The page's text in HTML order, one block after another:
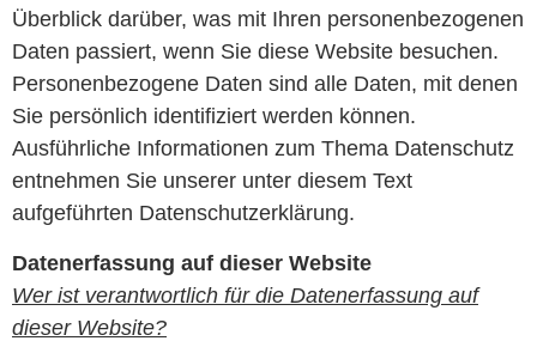
Überblick darüber, was mit Ihren personenbezogenen
Daten passiert, wenn Sie diese Website besuchen.
Personenbezogene Daten sind alle Daten, mit denen
Sie persönlich identifiziert werden können.
Ausführliche Informationen zum Thema Datenschutz
entnehmen Sie unserer unter diesem Text
aufgeführten Datenschutzerklärung.
Datenerfassung auf dieser Website
Wer ist verantwortlich für die Datenerfassung auf
dieser Website?